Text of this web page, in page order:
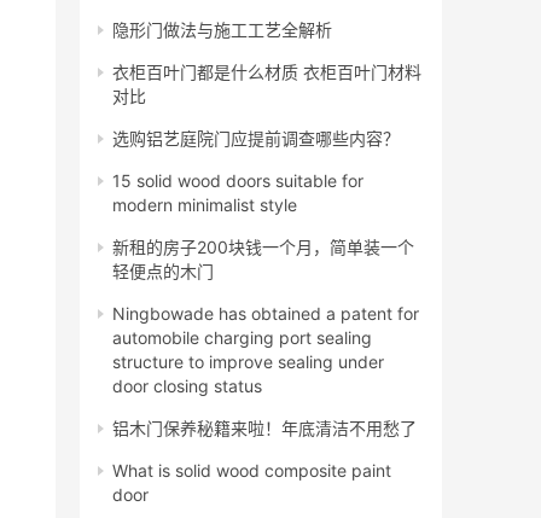
隐形门做法与施工工艺全解析
衣柜百叶门都是什么材质 衣柜百叶门材料
对比
选购铝艺庭院门应提前调查哪些内容？
15 solid wood doors suitable for
modern minimalist style
新租的房子200块钱一个月，简单装一个
轻便点的木门
Ningbowade has obtained a patent for
automobile charging port sealing
structure to improve sealing under
door closing status
铝木门保养秘籍来啦！年底清洁不用愁了
What is solid wood composite paint
door